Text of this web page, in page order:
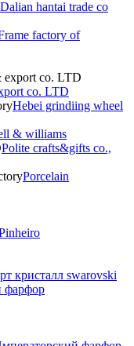
Dalian hantai trade co
factory of
co. LTD
Hebei grindiing wheel
& williams
Polite crafts&gifts co.,
Porcelain
кристалл swarovski
фарфор